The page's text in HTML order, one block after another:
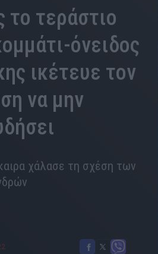
τεράστιο
όνειδος
ικέτευε τον
να μην
χάλασε τη σχέση των